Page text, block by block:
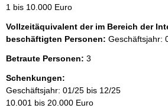
1 bis 10.000 Euro
Vollzeitäquivalent der im Bereich der
beschäftigten Personen: Geschäftsjahr:
Betraute Personen: 3
Schenkungen:
Geschäftsjahr: 01/25 bis 12/25
10.001 bis 20.000 Euro